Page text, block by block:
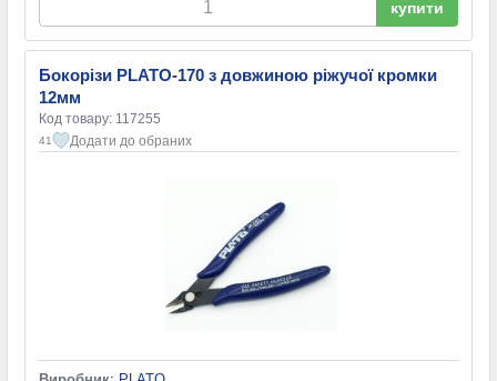
купити
Бокорізи PLATO-170 з довжиною ріжучої кромки
12мм
Код товару: 117255
41 Додати до обраних